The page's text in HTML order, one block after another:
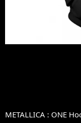
METALLICA : ONE